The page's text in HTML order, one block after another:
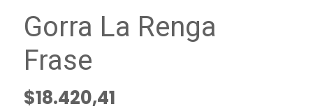
Gorra La Renga
Frase
$18.420,41